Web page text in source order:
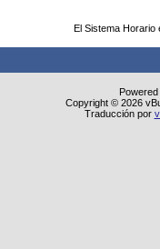
El Sistema
Copyright © 2026
Traducción por